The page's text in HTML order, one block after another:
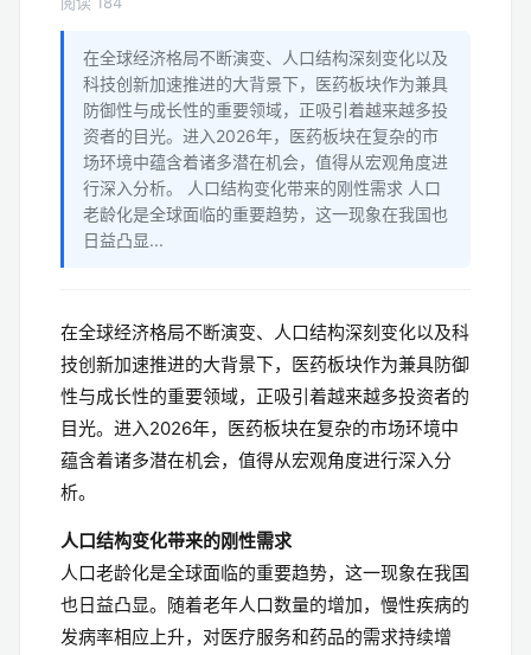
在全球经济格局不断演变、人口结构深刻变化以及
科技创新加速推进的大背景下，医药板块作为兼具
防御性与成长性的重要领域，正吸引着越来越多投
资者的目光。进入2026年，医药板块在复杂的市
场环境中蕴含着诸多潜在机会，值得从宏观角度进
行深入分析。 人口结构变化带来的刚性需求 人口
老龄化是全球面临的重要趋势，这一现象在我国也
日益凸显...
在全球经济格局不断演变、人口结构深刻变化以及科
技创新加速推进的大背景下，医药板块作为兼具防御
性与成长性的重要领域，正吸引着越来越多投资者的
目光。进入2026年，医药板块在复杂的市场环境中
蕴含着诸多潜在机会，值得从宏观角度进行深入分
析。
人口结构变化带来的刚性需求
人口老龄化是全球面临的重要趋势，这一现象在我国
也日益凸显。随着老年人口数量的增加，慢性疾病的
发病率相应上升，对医疗服务和药品的需求持续增